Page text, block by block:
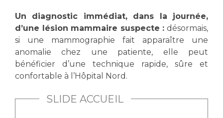
Un diagnostic immédiat, dans la journée,
d’une lésion mammaire suspecte : désormais,
si une mammographie fait apparaître une
anomalie chez une patiente, elle peut
bénéficier d’une technique rapide, sûre et
confortable à l’Hôpital Nord.
SLIDE ACCUEIL